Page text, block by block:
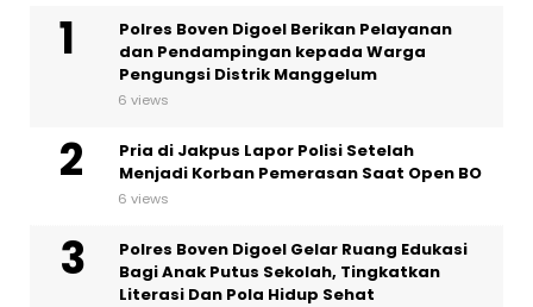
Polres Boven Digoel Berikan Pelayanan
dan Pendampingan kepada Warga
Pengungsi Distrik Manggelum
6 views
Pria di Jakpus Lapor Polisi Setelah
Menjadi Korban Pemerasan Saat Open BO
6 views
Polres Boven Digoel Gelar Ruang Edukasi
Bagi Anak Putus Sekolah, Tingkatkan
Literasi Dan Pola Hidup Sehat